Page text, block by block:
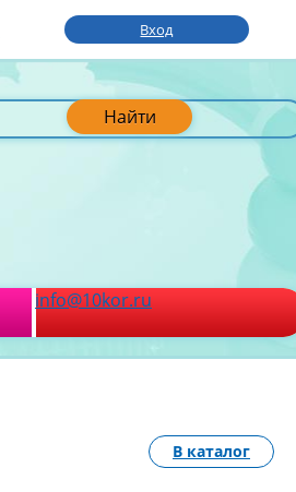
Вход
Найти
info@10kor.ru
В каталог